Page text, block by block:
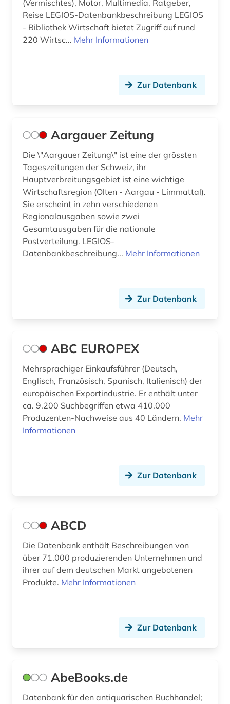
belarussisch (1)
belfast (1)
beratung (1)
berichte (1)
berichterstattung (1)
berlin (25)
berliner zeitung (1)
berufliche fortbildung (4)
berufliche weiterbildung (1)
berufsanfang (1)
berufung professur (2)
bestandserhaltung (1)
bestandsverzeichnis (2)
bestatter (1)
betriebsschutz (1)
(Vermischtes), Motor, Multimedia, Ratgeber,
Reise LEGIOS-Datenbankbeschreibung LEGIOS
- Bibliothek Wirtschaft bietet Zugriff auf rund
220 Wirtsc... Mehr Informationen
Zur Datenbank
Aargauer Zeitung
Die \"Aargauer Zeitung\" ist eine der grössten
Tageszeitungen der Schweiz, ihr
Hauptverbreitungsgebiet ist eine wichtige
Wirtschaftsregion (Olten - Aargau - Limmattal).
Sie erscheint in zehn verschiedenen
Regionalausgaben sowie zwei
Gesamtausgaben für die nationale
Postverteilung. LEGIOS-
Datenbankbeschreibung... Mehr Informationen
Zur Datenbank
ABC EUROPEX
Mehrsprachiger Einkaufsführer (Deutsch,
Englisch, Französisch, Spanisch, Italienisch) der
europäischen Exportindustrie. Er enthält unter
ca. 9.200 Suchbegriffen etwa 410.000
Produzenten-Nachweise aus 40 Ländern. Mehr
Informationen
Zur Datenbank
ABCD
Die Datenbank enthält Beschreibungen von
über 71.000 produzierenden Unternehmen und
ihrer auf dem deutschen Markt angebotenen
Produkte. Mehr Informationen
Zur Datenbank
AbeBooks.de
Datenbank für den antiquarischen Buchhandel;